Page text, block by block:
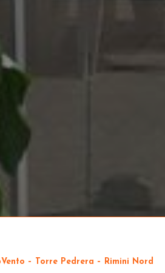
– Torre Pedrera – Rimini Nord